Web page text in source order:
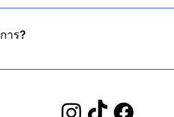
จะได้รับการปกป้องทันที ไม่ต้องตั้งค่าอ
าร?
งนั้นคุณจึงสามารถทดลองได้โดยไม่ต้อ